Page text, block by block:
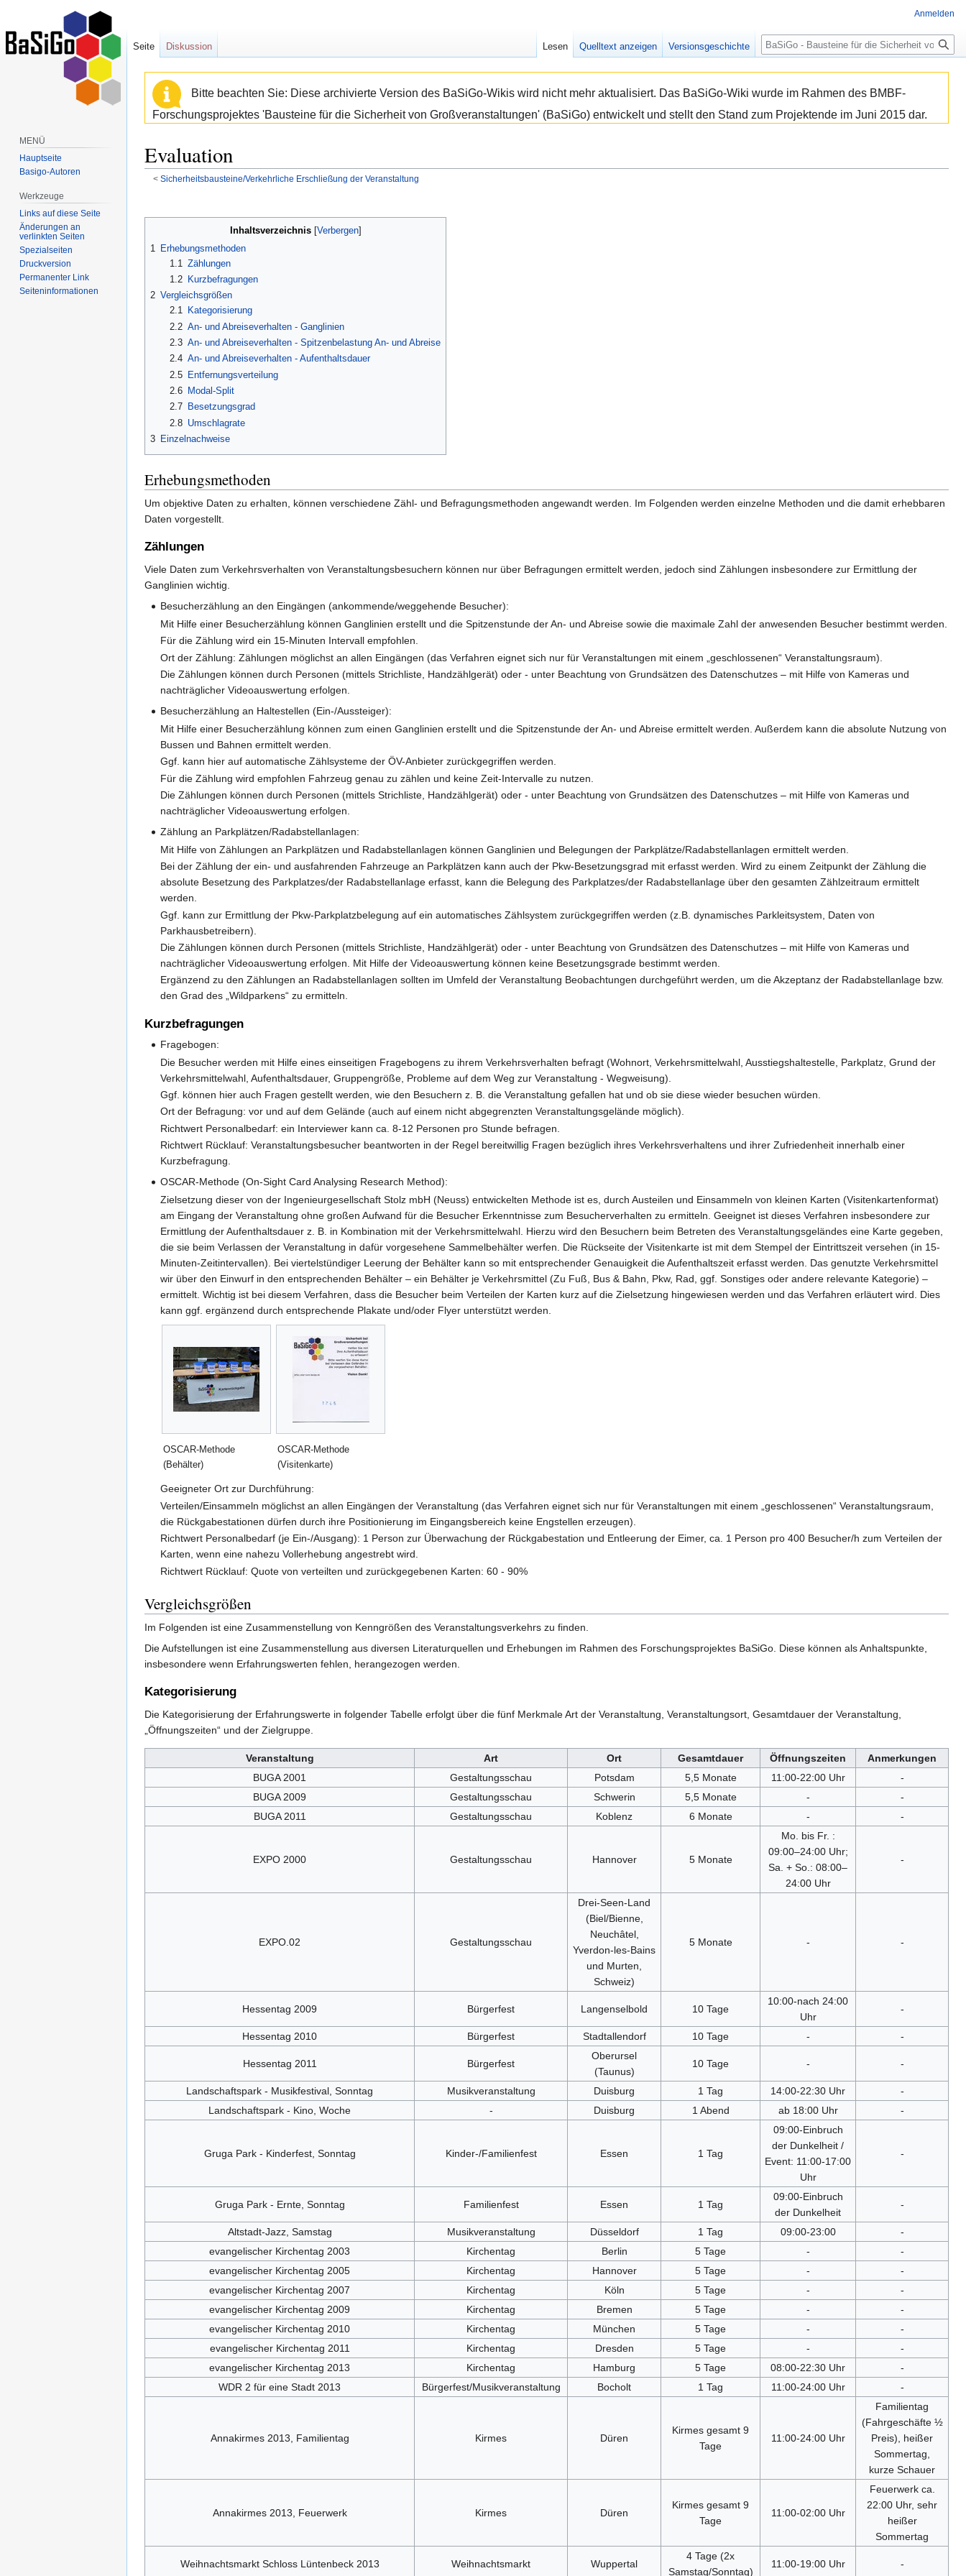
Bitte beachten Sie: Diese archivierte Version des BaSiGo-Wikis wird nicht mehr aktualisiert. Das BaSiGo-Wiki wurde im Rahmen des BMBF-
Forschungsprojektes 'Bausteine für die Sicherheit von Großveranstaltungen' (BaSiGo) entwickelt und stellt den Stand zum Projektende im Juni 2015 dar.
Evaluation
< Sicherheitsbausteine/Verkehrliche Erschließung der Veranstaltung
Navigation
Suche
Inhaltsverzeichnis
1
Erhebungsmethoden
1.1 Zählungen
1.2
Kurzbefragungen
2 Vergleichsgrößen
2.1
Kategorisierung
2.2 An- und Abreiseverhalten - Ganglinien
2.3 An- und Abreiseverhalten - Spitzenbelastung An- und Abreise
2.4 An- und Abreiseverhalten - Aufenthaltsdauer
2.5 Entfernungsverteilung
2.6
Modal-Split
2.7
Besetzungsgrad
2.8 Umschlagrate
3 Einzelnachweise
Erhebungsmethoden
Um objektive Daten zu erhalten, können verschiedene Zähl- und Befragungsmethoden angewandt werden. Im Folgenden werden einzelne Methoden und die damit erhebbaren
Daten vorgestellt.
Zählungen
Viele Daten zum Verkehrsverhalten von Veranstaltungsbesuchern können nur über Befragungen ermittelt werden, jedoch sind Zählungen insbesondere zur Ermittlung der
Ganglinien wichtig.
Besucherzählung an den Eingängen (ankommende/weggehende Besucher):
Mit Hilfe einer Besucherzählung können Ganglinien erstellt und die Spitzenstunde der An- und Abreise sowie die maximale Zahl der anwesenden Besucher bestimmt werden.
Für die Zählung wird ein 15-Minuten Intervall empfohlen.
Ort der Zählung: Zählungen möglichst an allen Eingängen (das Verfahren eignet sich nur für Veranstaltungen mit einem „geschlossenen“ Veranstaltungsraum).
Die Zählungen können durch Personen (mittels Strichliste, Handzählgerät) oder - unter Beachtung von Grundsätzen des Datenschutzes – mit Hilfe von Kameras und
nachträglicher Videoauswertung erfolgen.
Besucherzählung an Haltestellen (Ein-/Aussteiger):
Mit Hilfe einer Besucherzählung können zum einen Ganglinien erstellt und die Spitzenstunde der An- und Abreise ermittelt werden. Außerdem kann die absolute Nutzung von
Bussen und Bahnen ermittelt werden.
Ggf. kann hier auf automatische Zählsysteme der ÖV-Anbieter zurückgegriffen werden.
Für die Zählung wird empfohlen Fahrzeug genau zu zählen und keine Zeit-Intervalle zu nutzen.
Die Zählungen können durch Personen (mittels Strichliste, Handzählgerät) oder - unter Beachtung von Grundsätzen des Datenschutzes – mit Hilfe von Kameras und
nachträglicher Videoauswertung erfolgen.
Zählung an Parkplätzen/Radabstellanlagen:
Mit Hilfe von Zählungen an Parkplätzen und Radabstellanlagen können Ganglinien und Belegungen der Parkplätze/Radabstellanlagen ermittelt werden.
Bei der Zählung der ein- und ausfahrenden Fahrzeuge an Parkplätzen kann auch der Pkw-Besetzungsgrad mit erfasst werden. Wird zu einem Zeitpunkt der Zählung die
absolute Besetzung des Parkplatzes/der Radabstellanlage erfasst, kann die Belegung des Parkplatzes/der Radabstellanlage über den gesamten Zählzeitraum ermittelt
werden.
Ggf. kann zur Ermittlung der Pkw-Parkplatzbelegung auf ein automatisches Zählsystem zurückgegriffen werden (z.B. dynamisches Parkleitsystem, Daten von
Parkhausbetreibern).
Die Zählungen können durch Personen (mittels Strichliste, Handzählgerät) oder - unter Beachtung von Grundsätzen des Datenschutzes – mit Hilfe von Kameras und
nachträglicher Videoauswertung erfolgen. Mit Hilfe der Videoauswertung können keine Besetzungsgrade bestimmt werden.
Ergänzend zu den Zählungen an Radabstellanlagen sollten im Umfeld der Veranstaltung Beobachtungen durchgeführt werden, um die Akzeptanz der Radabstellanlage bzw.
den Grad des „Wildparkens“ zu ermitteln.
Kurzbefragungen
Fragebogen:
Die Besucher werden mit Hilfe eines einseitigen Fragebogens zu ihrem Verkehrsverhalten befragt (Wohnort, Verkehrsmittelwahl, Ausstiegshaltestelle, Parkplatz, Grund der
Verkehrsmittelwahl, Aufenthaltsdauer, Gruppengröße, Probleme auf dem Weg zur Veranstaltung - Wegweisung).
Ggf. können hier auch Fragen gestellt werden, wie den Besuchern z. B. die Veranstaltung gefallen hat und ob sie diese wieder besuchen würden.
Ort der Befragung: vor und auf dem Gelände (auch auf einem nicht abgegrenzten Veranstaltungsgelände möglich).
Richtwert Personalbedarf: ein Interviewer kann ca. 8-12 Personen pro Stunde befragen.
Richtwert Rücklauf: Veranstaltungsbesucher beantworten in der Regel bereitwillig Fragen bezüglich ihres Verkehrsverhaltens und ihrer Zufriedenheit innerhalb einer
Kurzbefragung.
OSCAR-Methode (On-Sight Card Analysing Research Method):
Zielsetzung dieser von der Ingenieurgesellschaft Stolz mbH (Neuss) entwickelten Methode ist es, durch Austeilen und Einsammeln von kleinen Karten (Visitenkartenformat)
am Eingang der Veranstaltung ohne großen Aufwand für die Besucher Erkenntnisse zum Besucherverhalten zu ermitteln. Geeignet ist dieses Verfahren insbesondere zur
Ermittlung der Aufenthaltsdauer z. B. in Kombination mit der Verkehrsmittelwahl. Hierzu wird den Besuchern beim Betreten des Veranstaltungsgeländes eine Karte gegeben,
die sie beim Verlassen der Veranstaltung in dafür vorgesehene Sammelbehälter werfen. Die Rückseite der Visitenkarte ist mit dem Stempel der Eintrittszeit versehen (in 15-
Minuten-Zeitintervallen). Bei viertelstündiger Leerung der Behälter kann so mit entsprechender Genauigkeit die Aufenthaltszeit erfasst werden. Das genutzte Verkehrsmittel
wir über den Einwurf in den entsprechenden Behälter – ein Behälter je Verkehrsmittel (Zu Fuß, Bus & Bahn, Pkw, Rad, ggf. Sonstiges oder andere relevante Kategorie) –
ermittelt. Wichtig ist bei diesem Verfahren, dass die Besucher beim Verteilen der Karten kurz auf die Zielsetzung hingewiesen werden und das Verfahren erläutert wird. Dies
kann ggf. ergänzend durch entsprechende Plakate und/oder Flyer unterstützt werden.
OSCAR-Methode
(Behälter)
OSCAR-Methode
(Visitenkarte)
Geeigneter Ort zur Durchführung:
Verteilen/Einsammeln möglichst an allen Eingängen der Veranstaltung (das Verfahren eignet sich nur für Veranstaltungen mit einem „geschlossenen“ Veranstaltungsraum,
die Rückgabestationen dürfen durch ihre Positionierung im Eingangsbereich keine Engstellen erzeugen).
Richtwert Personalbedarf (je Ein-/Ausgang): 1 Person zur Überwachung der Rückgabestation und Entleerung der Eimer, ca. 1 Person pro 400 Besucher/h zum Verteilen der
Karten, wenn eine nahezu Vollerhebung angestrebt wird.
Richtwert Rücklauf: Quote von verteilten und zurückgegebenen Karten: 60 - 90%
Vergleichsgrößen
Im Folgenden ist eine Zusammenstellung von Kenngrößen des Veranstaltungsverkehrs zu finden.
Die Aufstellungen ist eine Zusammenstellung aus diversen Literaturquellen und Erhebungen im Rahmen des Forschungsprojektes BaSiGo. Diese können als Anhaltspunkte,
insbesondere wenn Erfahrungswerten fehlen, herangezogen werden.
Kategorisierung
Die Kategorisierung der Erfahrungswerte in folgender Tabelle erfolgt über die fünf Merkmale Art der Veranstaltung, Veranstaltungsort, Gesamtdauer der Veranstaltung,
„Öffnungszeiten“ und der Zielgruppe.
Veranstaltung Art Ort Gesamtdauer Öffnungszeiten
Anmerkungen
BUGA 2001
Gestaltungsschau Potsdam 5,5 Monate 11:00-22:00 Uhr
-
BUGA 2009
Gestaltungsschau Schwerin 5,5 Monate -
-
BUGA 2011
Gestaltungsschau Koblenz 6 Monate - -
EXPO 2000 Gestaltungsschau Hannover 5 Monate
Mo. bis Fr. :
09:00–24:00 Uhr;
Sa. + So.: 08:00–
24:00 Uhr
-
EXPO.02 Gestaltungsschau
Drei-Seen-Land
(Biel/Bienne,
Neuchâtel,
Yverdon-les-Bains
und Murten,
Schweiz)
5 Monate - -
Hessentag 2009 Bürgerfest Langenselbold 10 Tage
10:00-nach 24:00
Uhr
-
Hessentag 2010 Bürgerfest Stadtallendorf 10 Tage - -
Hessentag 2011 Bürgerfest
Oberursel
(Taunus)
10 Tage - -
Landschaftspark - Musikfestival, Sonntag Musikveranstaltung Duisburg 1 Tag 14:00-22:30 Uhr
-
Landschaftspark - Kino, Woche
- Duisburg 1 Abend ab 18:00 Uhr -
Gruga Park - Kinderfest, Sonntag Kinder-/Familienfest Essen 1 Tag
09:00-Einbruch
der Dunkelheit /
Event: 11:00-17:00
Uhr
-
Gruga Park - Ernte, Sonntag Familienfest Essen 1 Tag
09:00-Einbruch
der Dunkelheit
-
Altstadt-Jazz, Samstag Musikveranstaltung Düsseldorf 1 Tag 09:00-23:00
-
evangelischer Kirchentag 2003
Kirchentag Berlin 5 Tage -
-
evangelischer Kirchentag 2005
Kirchentag Hannover 5 Tage -
-
evangelischer Kirchentag 2007
Kirchentag Köln 5 Tage -
-
evangelischer Kirchentag 2009
Kirchentag Bremen 5 Tage -
-
evangelischer Kirchentag 2010
Kirchentag München 5 Tage -
-
evangelischer Kirchentag 2011
Kirchentag Dresden 5 Tage -
-
evangelischer Kirchentag 2013
Kirchentag Hamburg 5 Tage 08:00-22:30 Uhr
-
WDR 2 für eine Stadt 2013
Bürgerfest/Musikveranstaltung Bocholt 1 Tag 11:00-24:00 Uhr -
Annakirmes 2013, Familientag Kirmes Düren
Kirmes gesamt 9
Tage
11:00-24:00 Uhr
Familientag
(Fahrgeschäfte ½
Preis), heißer
Sommertag,
kurze Schauer
Annakirmes 2013, Feuerwerk Kirmes Düren
Kirmes gesamt 9
Tage
11:00-02:00 Uhr
Feuerwerk ca.
22:00 Uhr, sehr
heißer
Sommertag
Weihnachtsmarkt Schloss Lüntenbeck 2013 Weihnachtsmarkt Wuppertal
4 Tage (2x
Samstag/Sonntag)
11:00-19:00 Uhr -
Anmelden
Seite Diskussion Lesen Quelltext anzeigen Versionsgeschichte
Suche
MENÜ
Hauptseite
Basigo-Autoren
Werkzeuge
Links auf diese Seite
Änderungen an
verlinkten Seiten
Spezialseiten
Druckversion
Permanenter Link
Seiten­informationen